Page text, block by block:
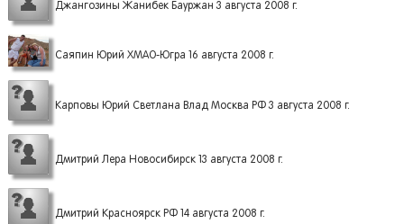
Джангозины Жанибек Бауржан 3 августа 2008 г.
Саяпин Юрий ХМАО-Югра 16 августа 2008 г.
Карповы Юрий Светлана Влад Москва РФ 3 августа 2008 г.
Дмитрий Лера Новосибирск 13 августа 2008 г.
Дмитрий Красноярск РФ 14 августа 2008 г.